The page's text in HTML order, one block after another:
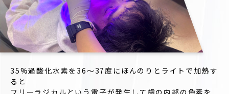
35%過酸化水素を36〜37度にほんのりとライトで加熱す
ると
フリーラジカルという電子が発生して歯の内部の色素を